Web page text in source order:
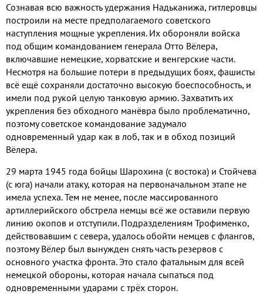
Сознавая всю важность удержания Надьканижа, гитлеровцы
построили на месте предполагаемого советского
наступления мощные укрепления. Их обороняли войска
под общим командованием генерала Отто Вёлера,
включавшие немецкие, хорватские и венгерские части.
Несмотря на большие потери в предыдущих боях, фашисты
всё ещё сохраняли достаточно высокую боеспособность, и
имели под рукой целую танковую армию. Захватить их
укрепления без обходного манёвра было проблематично,
поэтому советское командование задумало
одновременный удар как в лоб, так и в обход позиций
Вёлера.
29 марта 1945 года бойцы Шарохина (с востока) и Стойчева
(с юга) начали атаку, которая на первоначальном этапе не
имела успеха. Тем не менее, после массированного
артиллерийского обстрела немцы всё же оставили первую
линию окопов и отступили. Подразделениям Трофименко,
действовавшим с севера, удалось обойти немцев с флангов,
поэтому Вёлер был вынужден снять часть резервов с
основного участка фронта. Это стало фатальным для всей
немецкой обороны, которая начала сыпаться под
одновременными ударами с трёх сторон.